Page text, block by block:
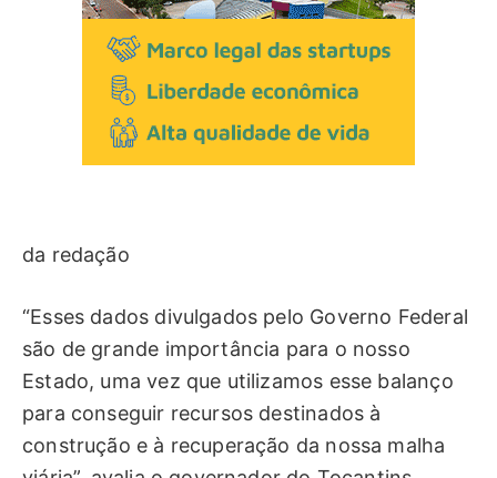
da redação
“Esses dados divulgados pelo Governo Federal
são de grande importância para o nosso
Estado, uma vez que utilizamos esse balanço
para conseguir recursos destinados à
construção e à recuperação da nossa malha